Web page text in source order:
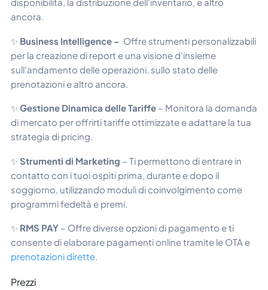
ancora.
✨ Business Intelligence – Offre strumenti personalizzabili
per la creazione di report e una visione d'insieme
sull'andamento delle operazioni, sullo stato delle
prenotazioni e altro ancora.
✨Gestione Dinamica delle Tariffe – Monitora la domanda
di mercato per offrirti tariffe ottimizzate e adattare la tua
strategia di pricing.
✨Strumenti di Marketing – Ti permettono di entrare in
contatto con i tuoi ospiti prima, durante e dopo il
soggiorno, utilizzando moduli di coinvolgimento come
programmi fedeltà e premi.
✨ RMS PAY – Offre diverse opzioni di pagamento e ti
consente di elaborare pagamenti online tramite le OTA e
prenotazioni dirette.
Prezzi